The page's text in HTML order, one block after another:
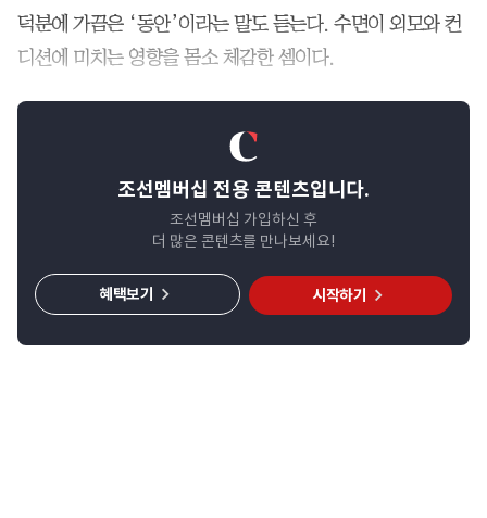
덕분에 가끔은 ‘동안’이라는 말도 듣는다. 수면이 외모와 컨
디션에 미치는 영향을 몸소 체감한 셈이다.
조선멤버십 전용 콘텐츠입니다.
조선멤버십 가입하신 후
더 많은 콘텐츠를 만나보세요!
시작하기
혜택보기